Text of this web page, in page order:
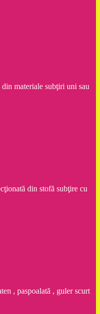
materiale subţiri uni sau
din stofă subţire cu
, paspoalată , guler scurt